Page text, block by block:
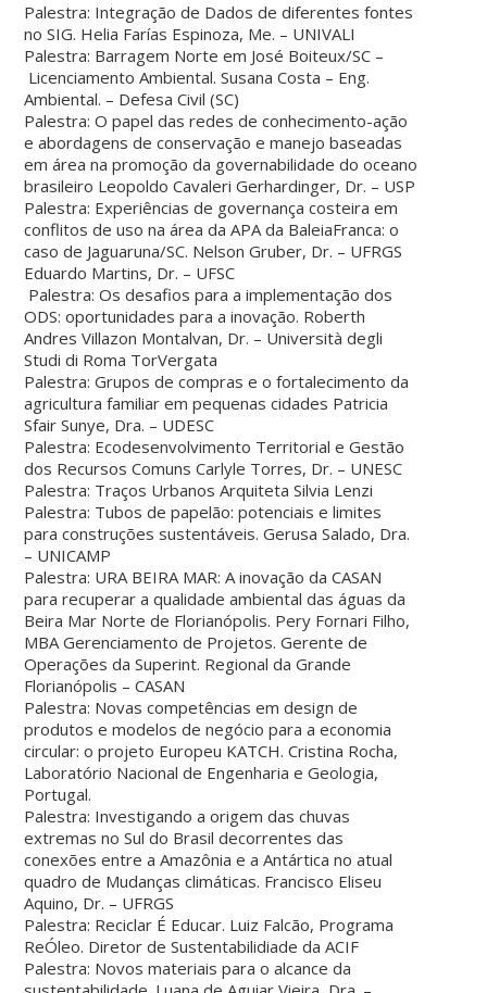
Palestra: Integração de Dados de diferentes fontes
no SIG. Helia Farías Espinoza, Me. – UNIVALI
Palestra: Barragem Norte em José Boiteux/SC –
Licenciamento Ambiental. Susana Costa – Eng.
Ambiental. – Defesa Civil (SC)
Palestra: O papel das redes de conhecimento-ação
e abordagens de conservação e manejo baseadas
em área na promoção da governabilidade do oceano
brasileiro Leopoldo Cavaleri Gerhardinger, Dr. – USP
Palestra: Experiências de governança costeira em
conflitos de uso na área da APA da BaleiaFranca: o
caso de Jaguaruna/SC. Nelson Gruber, Dr. – UFRGS
Eduardo Martins, Dr. – UFSC
Palestra: Os desafios para a implementação dos
ODS: oportunidades para a inovação. Roberth
Andres Villazon Montalvan, Dr. – Università degli
Studi di Roma TorVergata
Palestra: Grupos de compras e o fortalecimento da
agricultura familiar em pequenas cidades Patricia
Sfair Sunye, Dra. – UDESC
Palestra: Ecodesenvolvimento Territorial e Gestão
dos Recursos Comuns Carlyle Torres, Dr. – UNESC
Palestra: Traços Urbanos Arquiteta Silvia Lenzi
Palestra: Tubos de papelão: potenciais e limites
para construções sustentáveis. Gerusa Salado, Dra.
– UNICAMP
Palestra: URA BEIRA MAR: A inovação da CASAN
para recuperar a qualidade ambiental das águas da
Beira Mar Norte de Florianópolis. Pery Fornari Filho,
MBA Gerenciamento de Projetos. Gerente de
Operações da Superint. Regional da Grande
Florianópolis – CASAN
Palestra: Novas competências em design de
produtos e modelos de negócio para a economia
circular: o projeto Europeu KATCH. Cristina Rocha,
Laboratório Nacional de Engenharia e Geologia,
Portugal.
Palestra: Investigando a origem das chuvas
extremas no Sul do Brasil decorrentes das
conexões entre a Amazônia e a Antártica no atual
quadro de Mudanças climáticas. Francisco Eliseu
Aquino, Dr. – UFRGS
Palestra: Reciclar É Educar. Luiz Falcão, Programa
ReÓleo. Diretor de Sustentabilidiade da ACIF
Palestra: Novos materiais para o alcance da